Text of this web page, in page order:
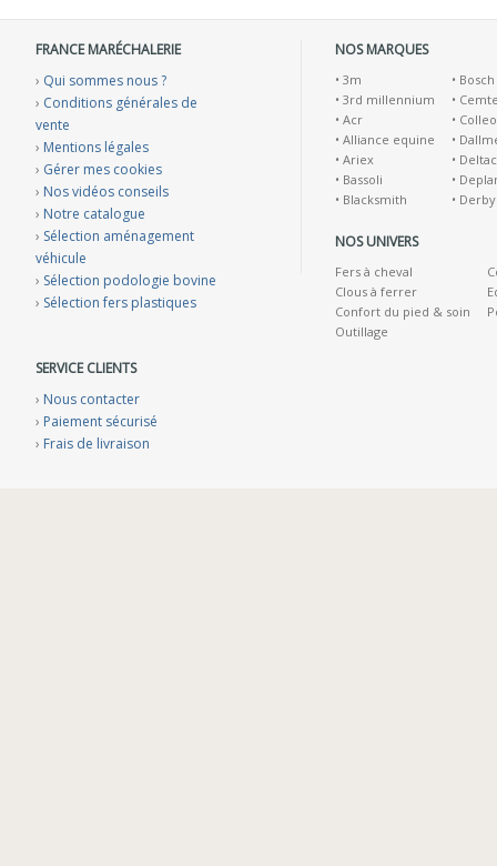
FRANCE MARÉCHALERIE
› Qui sommes nous ?
› Conditions générales de
vente
› Mentions légales
› Gérer mes cookies
› Nos vidéos conseils
› Notre catalogue
› Sélection aménagement
véhicule
› Sélection podologie bovine
› Sélection fers plastiques
SERVICE CLIENTS
› Nous contacter
› Paiement sécurisé
› Frais de livraison
NOS MARQUES
• 3m
• 3rd millennium
• Acr
• Alliance equine
• Ariex
• Bassoli
• Blacksmith
• Bosch
•
•
•
•
•
• Derby
NOS UNIVERS
Fers à cheval
Clous à ferrer
Confort du pied & soin
Outillage